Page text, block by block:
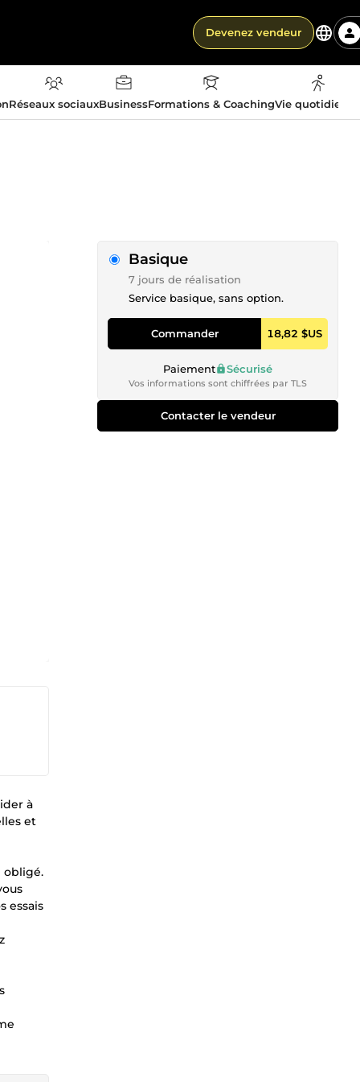
Devenez vendeur
Réseaux sociauxBusinessFormations & CoachingVie
à
et
obligé.
essais
Basique
7 jours de réalisation
Service basique, sans option.
Commander 18,82 $US
Paiement Sécurisé
Vos informations sont chiffrées par TLS
Contacter le vendeur